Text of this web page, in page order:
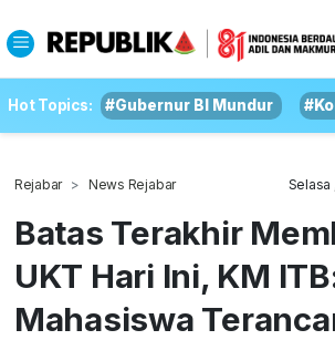
Hot Topics: #Gubernur BI Mundur
Rejabar News Rejabar Selasa
Batas Terakhir
UKT Hari Ini, KM
Mahasiswa